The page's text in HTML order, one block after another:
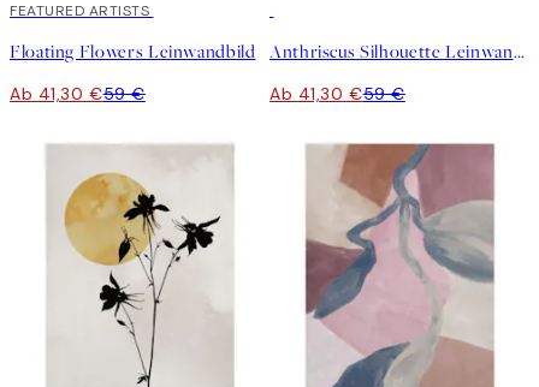
30%*
FEATURED ARTISTS
Floating Flowers Leinwandbild
Ab 41,30 €59 €
Anthriscus Silhouette Leinwandbild
Ab 41,30 €59 €